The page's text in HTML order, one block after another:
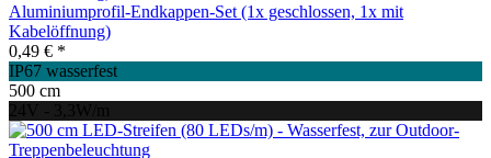
Aluminiumprofil-Endkappen-Set (1x geschlossen, 1x mit
Kabelöffnung)
0,49 € *
IP67 wasserfest
500 cm
24V - 3,3W/m